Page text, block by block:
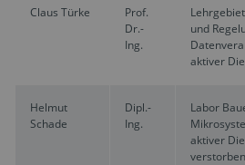
Claus Türke
Prof.
Dr.-
Ing.
und
aktiver
Helmut
Schade
Dipl.-
Ing.
Labor
aktiver